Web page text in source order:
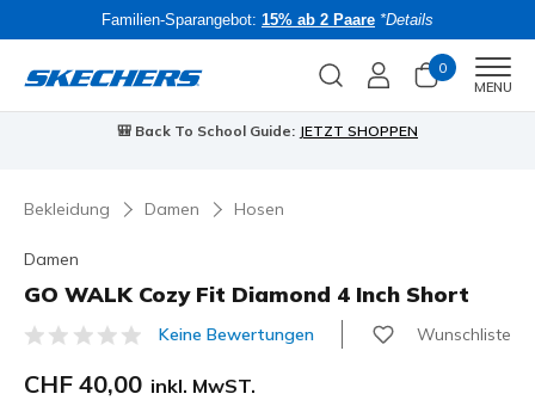
Familien-Sparangebot: 15% ab 2 Paare *Details
0
MENU
🎒 Back To School Guide: JETZT SHOPPEN
Bekleidung Damen Hosen
Damen
GO WALK Cozy Fit Diamond 4 Inch Short
3.7 von 5 Kundenbewertungen
Keine Bewertungen Wunschliste
CHF 40,00 inkl. MwST.